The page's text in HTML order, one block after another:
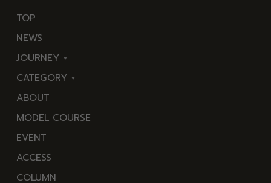
TOP
NEWS
JOURNEY
東
伊
豆
西
伊
豆
CATEGORY
海
岬
温
泉
花
ABOUT
MODEL COURSE
EVENT
ACCESS
COLUMN